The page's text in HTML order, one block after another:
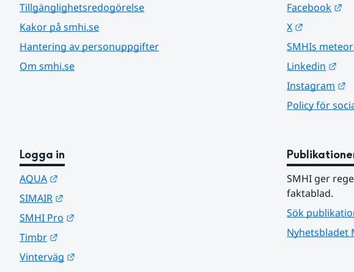
Tillgänglighetsredogörelse
Kakor på smhi.se
Hantering av personuppgifter
Om smhi.se
Facebook
X
SMHIs
Linkedin
Instagram
Policy för
Logga in
AQUA
SIMAIR
SMHI Pro
Timbr
Vinterväg
SMHI ger
faktablad.
Sök
Nyhetsbladet